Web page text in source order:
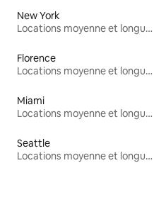
New York
Locations moyenne et longue durée
Florence
Locations moyenne et longue durée
Miami
Locations moyenne et longue durée
Seattle
Locations moyenne et longue durée